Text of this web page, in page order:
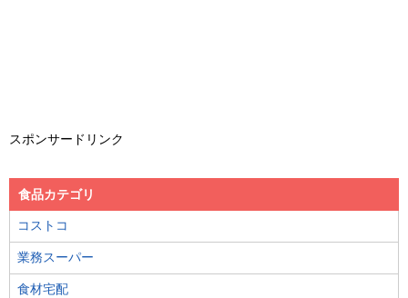
スポンサードリンク
食品カテゴリ
コストコ
業務スーパー
食材宅配